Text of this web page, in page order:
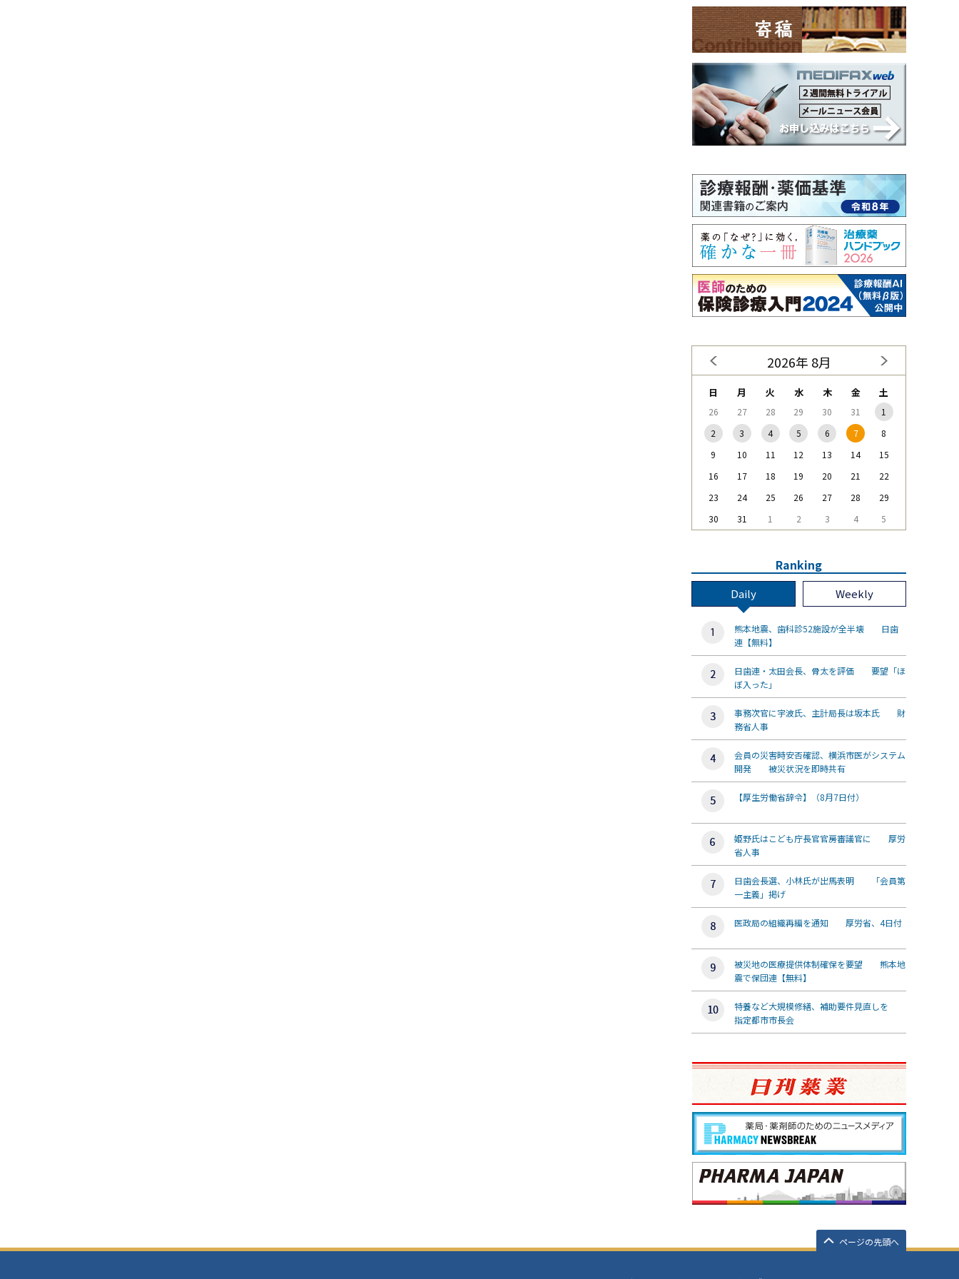
2026年 8月
日 月 火 水 木 金 土
26 27 28 29 30 31
1
2
3 4 5 6 7
8
9
10 11 12 13 14
15
16
17 18 19 20 21
22
23
24 25 26 27 28
29
30
31 1 2 3 4 5
Ranking
Daily Weekly
熊本地震、歯科診52施設が全半壊 日歯
連【無料】
日歯連・太田会長、骨太を評価 要望「ほ
ぼ入った」
事務次官に宇波氏、主計局長は坂本氏 財
務省人事
会員の災害時安否確認、横浜市医がシステム
開発 被災状況を即時共有
【厚生労働省辞令】（8月7日付）
姫野氏はこども庁長官官房審議官に 厚労
省人事
日歯会長選、小林氏が出馬表明 「会員第
一主義」掲げ
医政局の組織再編を通知 厚労省、4日付
被災地の医療提供体制確保を要望 熊本地
震で保団連【無料】
特養など大規模修繕、補助要件見直しを
指定都市市長会
ページの先頭へ